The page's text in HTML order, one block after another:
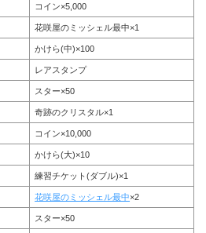
コイン×5,000
花咲屋のミッシェル最中×1
かけら(中)×100
レアスタンプ
スター×50
奇跡のクリスタル×1
コイン×10,000
かけら(大)×10
練習チケット(ダブル)×1
花咲屋のミッシェル最中×2
スター×50